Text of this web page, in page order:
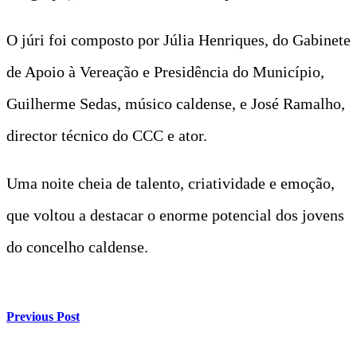
O júri foi composto por Júlia Henriques, do Gabinete
de Apoio à Vereação e Presidência do Município,
Guilherme Sedas, músico caldense, e José Ramalho,
director técnico do CCC e ator.
Uma noite cheia de talento, criatividade e emoção,
que voltou a destacar o enorme potencial dos jovens
do concelho caldense.
Previous Post